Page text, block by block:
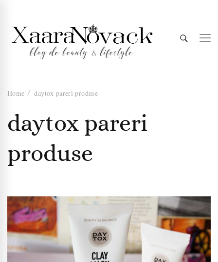
Xaara
Novack
Home daytox pareri produse
daytox pareri
produse